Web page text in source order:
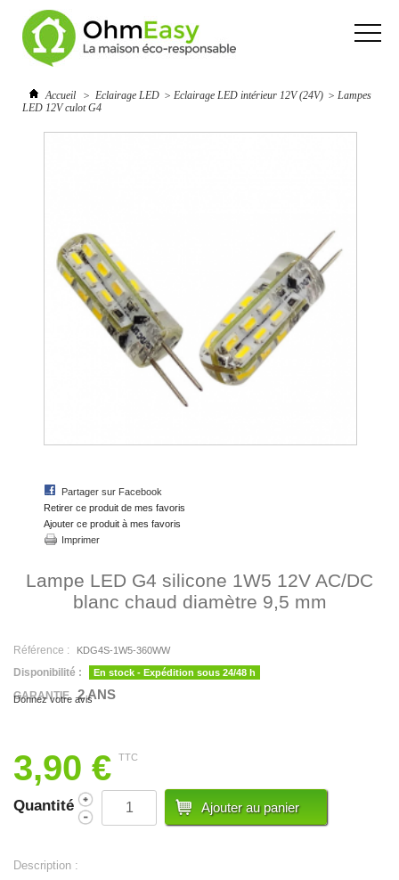
Accueil > Eclairage LED > Eclairage LED intérieur 12V (24V) > Lampes
LED 12V culot G4
Partager sur Facebook
Retirer ce produit de mes favoris
Ajouter ce produit à mes favoris
Imprimer
Lampe LED G4 silicone 1W5 12V AC/DC
blanc chaud diamètre 9,5 mm
Référence : KDG4S-1W5-360WW
Disponibilité : En stock - Expédition sous 24/48 h
GARANTIE 2 ANS
Donnez votre avis
3,90 € TTC
Quantité
Description :